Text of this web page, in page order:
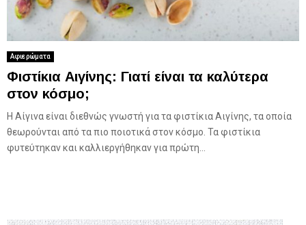
Αφιερώματα
Φιστίκια Αιγίνης: Γιατί είναι τα καλύτερα
στον κόσμο;
Η Αίγινα είναι διεθνώς γνωστή για τα φιστίκια Αιγίνης, τα οποία
θεωρούνται από τα πιο ποιοτικά στον κόσμο. Τα φιστίκια
φυτεύτηκαν και καλλιεργήθηκαν για πρώτη...